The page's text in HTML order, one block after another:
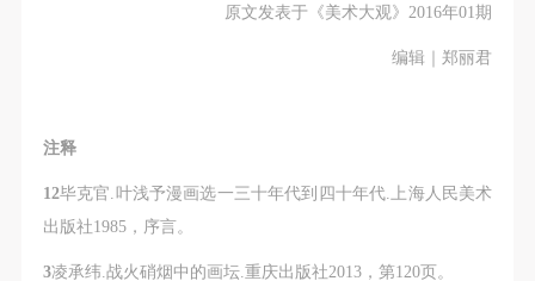
原文发表于《美术大观》2016年01期
编辑｜郑丽君
注释
12毕克官.叶浅予漫画选一三十年代到四十年代.上海人民美术
出版社1985，序言。
3凌承纬.战火硝烟中的画坛.重庆出版社2013，第120页。